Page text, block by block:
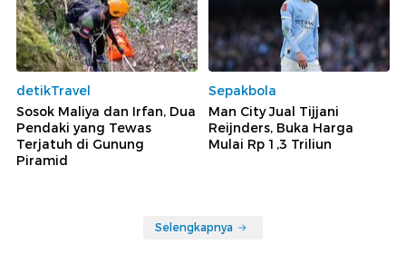
detikTravel
Sosok Maliya dan Irfan, Dua
Pendaki yang Tewas
Terjatuh di Gunung
Piramid
Sepakbola
Man City Jual Tijjani
Reijnders, Buka Harga
Mulai Rp 1,3 Triliun
Selengkapnya